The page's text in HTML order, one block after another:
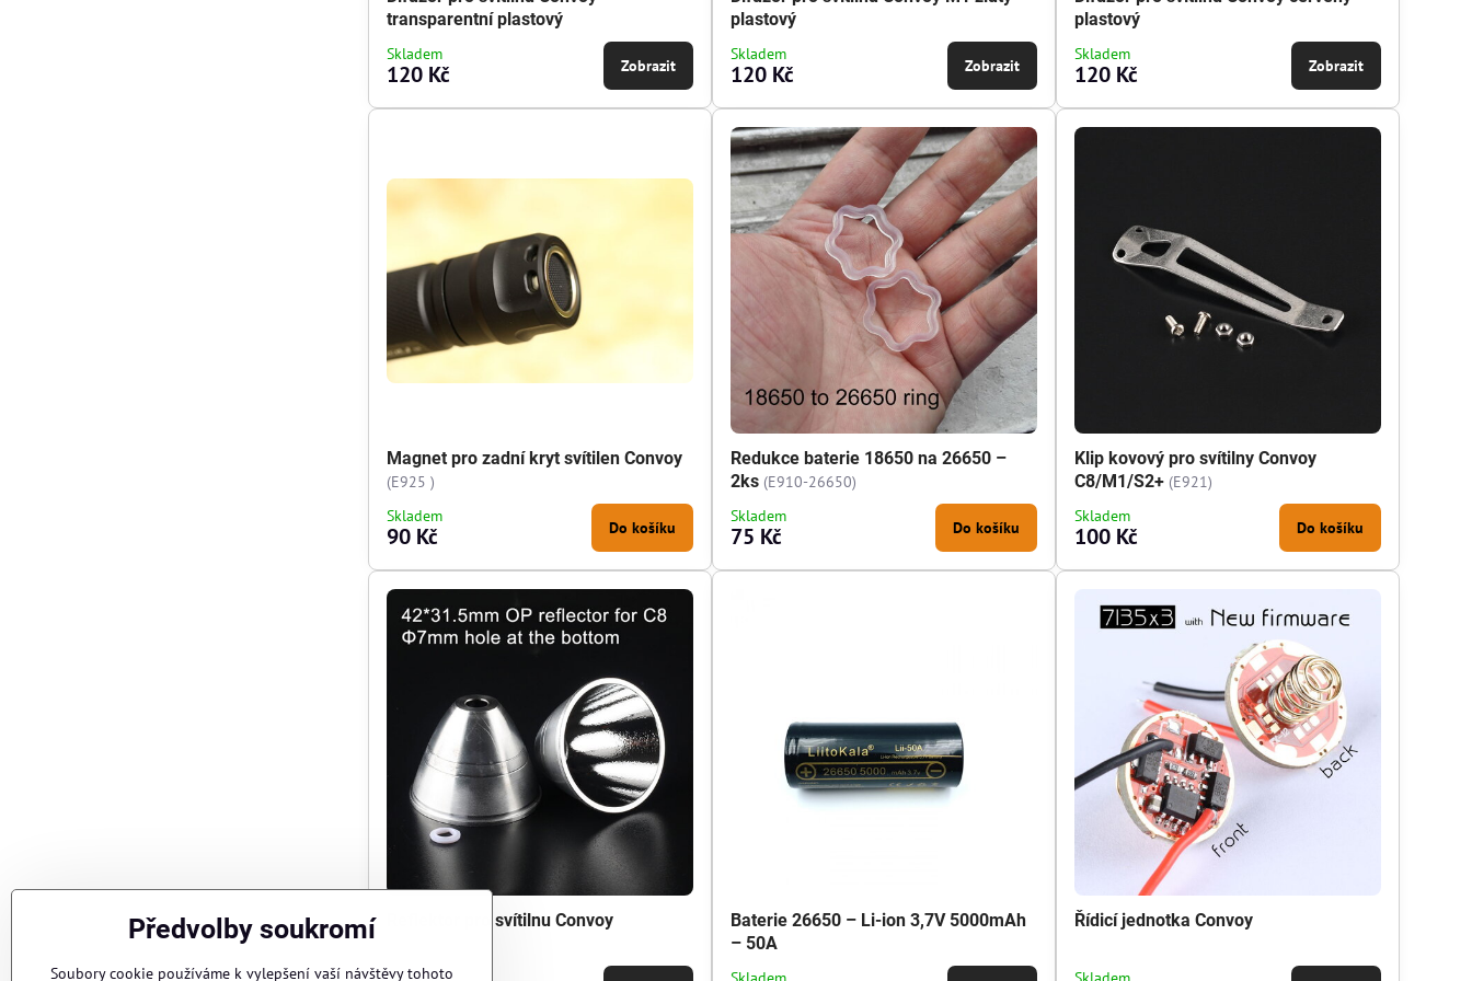
transparentní plastový
Skladem
120 Kč Zobrazit
plastový
Skladem
120 Kč Zobrazit
plastový
Skladem
120 Kč Zobrazit
Magnet pro zadní kryt svítilen Convoy
(E925 )
Skladem
90 Kč Do košíku
Redukce baterie 18650 na 26650 –
2ks (E910-26650)
Skladem
75 Kč Do košíku
Klip kovový pro svítilny Convoy
C8/M1/S2+ (E921)
Skladem
100 Kč Do košíku
Reflektor pro svítilnu Convoy
Baterie 26650 – Li-ion 3,7V 5000mAh
– 50A
Řídicí jednotka Convoy
Předvolby soukromí
Soubory cookie používáme k vylepšení vaší návštěvy tohoto